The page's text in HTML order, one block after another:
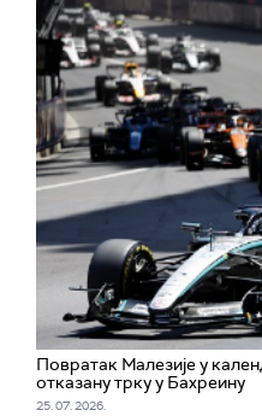
Повратак Малезије у
отказану трку у Бахреину
25. 07. 2026.